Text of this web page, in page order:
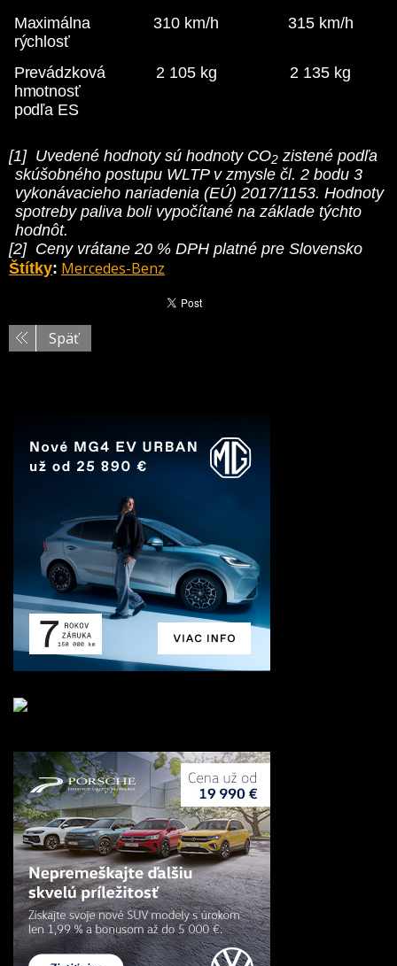
Maximálna
rýchlosť
310 km/h 315 km/h
Prevádzková
hmotnosť
podľa ES
2 105 kg 2 135 kg
[1] Uvedené hodnoty sú hodnoty CO2 zistené podľa
skúšobného postupu WLTP v zmysle čl. 2 bodu 3
vykonávacieho nariadenia (EÚ) 2017/1153. Hodnoty
spotreby paliva boli vypočítané na základe týchto
hodnôt.
[2] Ceny vrátane 20 % DPH platné pre Slovensko
Štítky: Mercedes-Benz
Späť